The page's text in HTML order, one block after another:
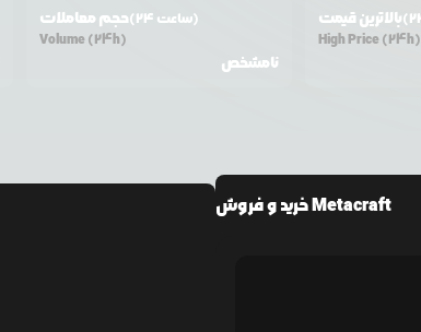
حجم معاملات
(24 ساعت)
Volume (24h)
نامشخص
بالاترین قیمت
High Price (24h)
خرید و فروش Metacraft